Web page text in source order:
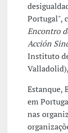
Portugal",
Encontro
Acción
Instituto
Estanque,
em
nas